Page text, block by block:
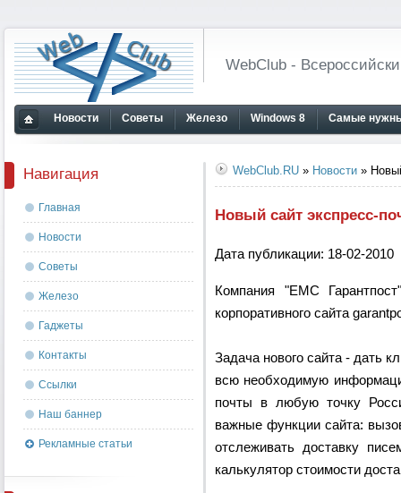
WebClub -
Новости Советы Железо Windows 8 Самые
WebClub.RU » Новости »
Новый сайт экспресс-
Дата публикации: 18-02-2010
Компания "ЕМС
корпоративного сайта
Задача нового сайта - дать
всю необходимую
почты в любую точку
важные функции сайта:
отслеживать доставку
калькулятор стоимости
Навигация
Главная
Новости
Советы
Железо
Гаджеты
Контакты
Ссылки
Наш баннер
Рекламные статьи